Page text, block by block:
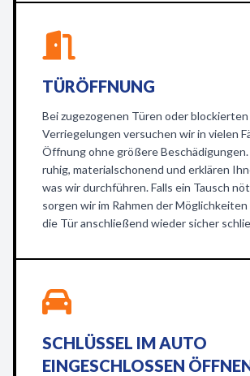
TÜRÖFFNUNG
Bei zugezogenen Türen oder blockierten
Verriegelungen versuchen wir in vielen
Öffnung ohne größere
ruhig, materialschonend und erklären
was wir durchführen. Falls ein Tausch
sorgen wir im Rahmen der Möglichkeiten
die Tür anschließend wieder sicher
SCHLÜSSEL IM AUTO
EINGESCHLOSSEN